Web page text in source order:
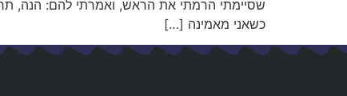
שסיימתי הרמתי את הראש, ואמרתי להם: הנה,
כשאני מאמינה […]